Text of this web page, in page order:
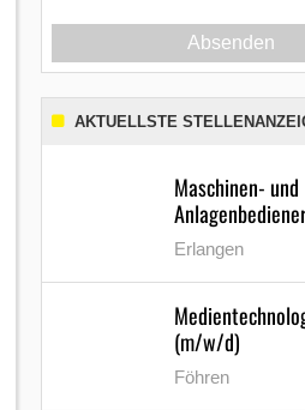
Absenden
AKTUELLSTE
Maschinen- und
Erlangen
(m/w/d)
Föhren